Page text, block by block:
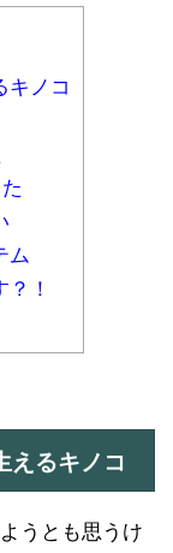
キノコ
ム
！
えるキノコ
うとも思うけ